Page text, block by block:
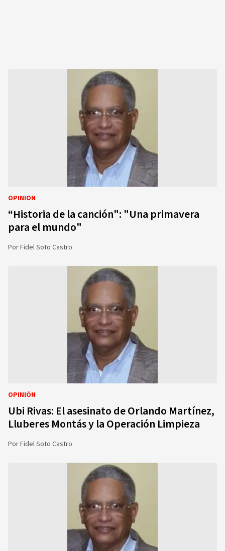
OPINIÓN
“Historia de la canción": "Una primavera
para el mundo"
PorFidel Soto Castro
OPINIÓN
Ubi Rivas: El asesinato de Orlando Martínez,
Lluberes Montás y la Operación Limpieza
PorFidel Soto Castro